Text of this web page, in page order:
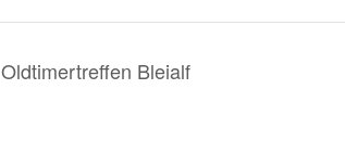
Oldtimertreffen Bleialf